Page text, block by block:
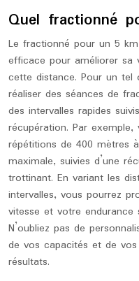
Quel fractionné
Le fractionné pour un 5
efficace pour améliorer sa
cette distance. Pour un
réaliser des séances de
des intervalles rapides
récupération. Par
répétitions de 400 mètres
maximale, suivies d’une
trottinant. En variant les
intervalles, vous pourrez
vitesse et votre
N’oubliez pas de
de vos capacités et de
résultats.